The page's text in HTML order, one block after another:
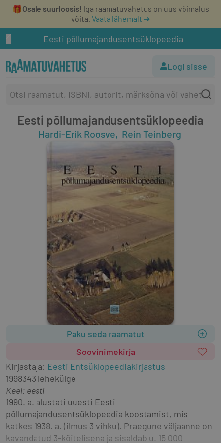
🎁Osale suurloosis! Iga raamatuvahetus on uus võimalus
võita. Vaata lähemalt ➔
Eesti põllumajandusentsüklopeedia
Logi sisse
Eesti põllumajandusentsüklopeedia
Hardi-Erik Roosve Rein Teinberg
Paku seda raamatut
Soovinimekirja
Kirjastaja: Eesti Entsüklopeediakirjastus
1998343 lehekülge
Keel: eesti
1990. a. alustati uuesti Eesti
põllumajandusentsüklopeedia koostamist, mis
katkes 1938. a. (ilmus 3 vihku). Praegune väljaanne on
kavandatud 3-köitelisena ja sisaldab u. 15 000